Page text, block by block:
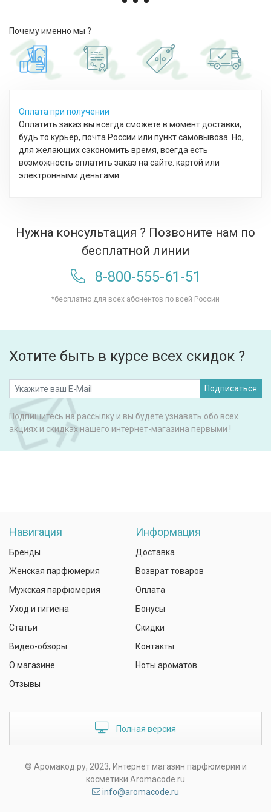
Почему именно мы ?
Оплата при получении
Оплатить заказ вы всегда сможете в момент доставки,
будь то курьер, почта России или пункт самовывоза. Но,
для желающих сэкономить время, всегда есть
возможность оплатить заказ на сайте: картой или
электронными деньгами.
Нужна консультация ? Позвоните нам по
бесплатной линии
8-800-555-61-51
*бесплатно для всех абонентов по всей России
Хотите быть в курсе всех скидок ?
Подписаться
Подпишитесь на рассылку и вы будете узнавать обо всех
акциях и скидках нашего интернет-магазина первыми !
Навигация
Бренды
Женская парфюмерия
Мужская парфюмерия
Уход и гигиена
Статьи
Видео-обзоры
О магазине
Отзывы
Информация
Доставка
Возврат товаров
Оплата
Бонусы
Скидки
Контакты
Ноты ароматов
Полная версия
© Аромакод.ру, 2023, Интернет магазин парфюмерии и
косметики Aromacode.ru
info@aromacode.ru